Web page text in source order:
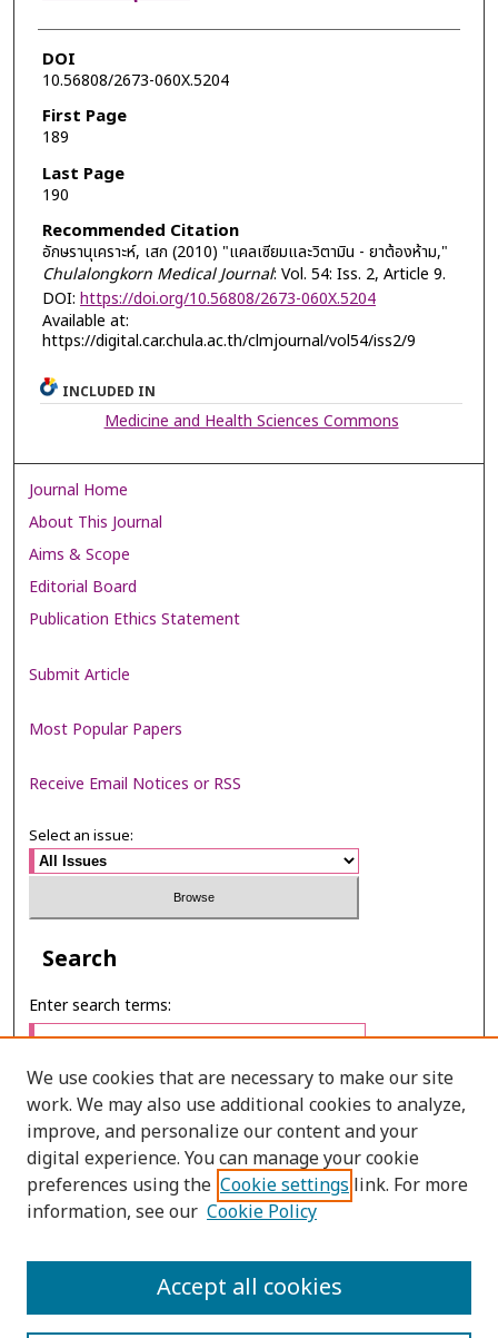
DOI
10.56808/2673-060X.5204
First Page
189
Last Page
190
Recommended Citation
อักษรานุเคราะห์, เสก (2010) "แคลเซียมและวิตามิน - ยาต้องห้าม,"
Chulalongkorn Medical Journal: Vol. 54: Iss. 2, Article 9.
DOI: https://doi.org/10.56808/2673-060X.5204
Available at:
https://digital.car.chula.ac.th/clmjournal/vol54/iss2/9
INCLUDED IN
Medicine and Health Sciences Commons
Journal Home
About This Journal
Aims & Scope
Editorial Board
Publication Ethics Statement
Submit Article
Most Popular Papers
Receive Email Notices or RSS
Select an issue:
Search
Enter search terms:
Select context to search:
Advanced Search
PRINT ISSN: 2651-2343
We use cookies that are necessary to make our site
work. We may also use additional cookies to analyze,
improve, and personalize our content and your
digital experience. You can manage your cookie
preferences using the Cookie settings link. For more
information, see our Cookie Policy
Accept all cookies